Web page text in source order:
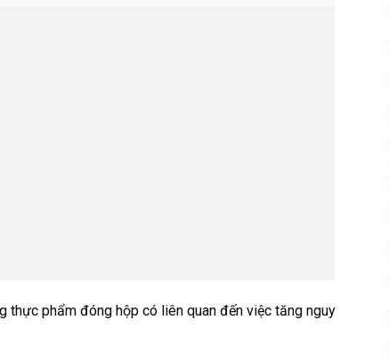
thực phẩm đóng hộp có liên quan đến việc tăng nguy